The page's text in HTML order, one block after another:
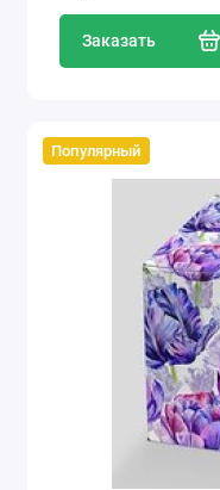
Заказать
Популярный